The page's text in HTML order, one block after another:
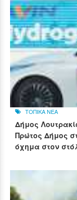
ΤΟΠΙΚΑ ΝΕΑ
Δήμος
Πρώτος Δήμος
όχημα στον